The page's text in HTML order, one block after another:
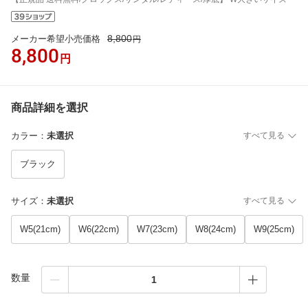
メーカー希望小売価格 8,800円
8,800 円
商品詳細を選択
カラー ： 未選択 すべて見る
ブラック
サイズ ： 未選択 すべて見る
W5(21cm) W6(22cm) W7(23cm) W8(24cm) W9(25cm)
数量